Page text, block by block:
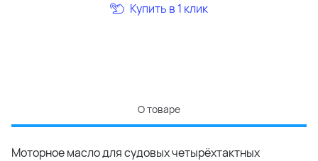
Купить в 1 клик
О товаре
Моторное масло для судовых четырёхтактных